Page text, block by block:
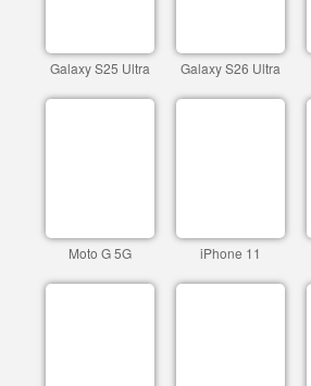
Galaxy S25 Ultra Galaxy S26 Ultra
Moto G 5G iPhone 11